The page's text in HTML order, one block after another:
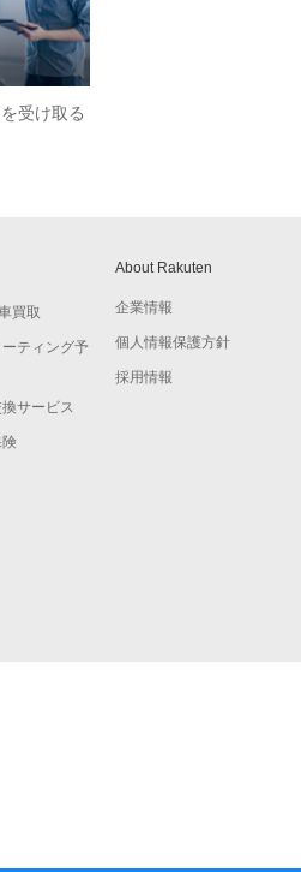
受け取る
買取
ティング予
サービス
険
About Rakuten
企業情報
個人情報保護方針
採用情報